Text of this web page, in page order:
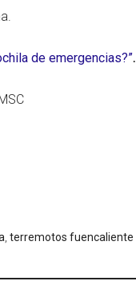
de emergencias?”.
terremotos fuencaliente